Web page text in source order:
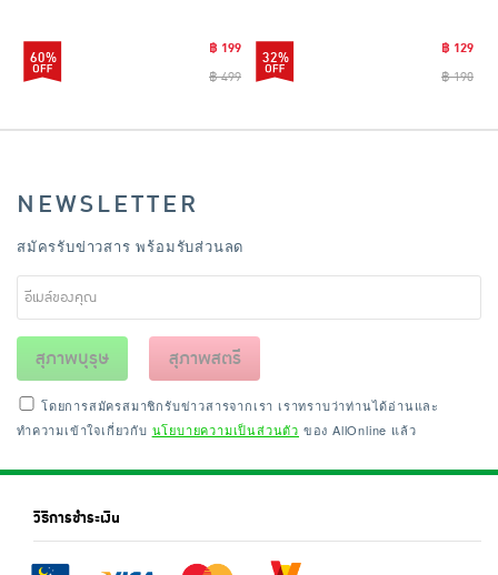
60%
฿ 199
฿ 499
32%
฿ 129
฿ 190
NEWSLETTER
สมัครรับข่าวสาร พร้อมรับส่วนลด
สุภาพบุรุษ สุภาพสตรี
โดยการสมัครสมาชิกรับข่าวสารจากเรา เราทราบว่าท่านได้อ่านและ
ทำความเข้าใจเกี่ยวกับ นโยบายความเป็นส่วนตัว ของ AllOnline แล้ว
วิธีการชำระเงิน